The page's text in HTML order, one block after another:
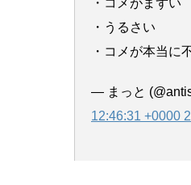
・うるさい
・コメが本当に
— まっと
12:46:31 +0000